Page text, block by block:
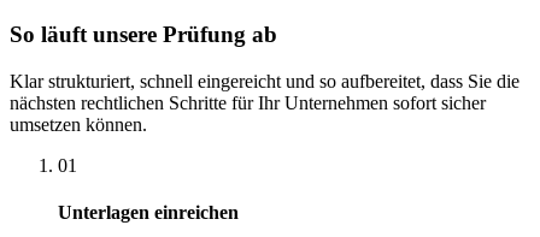
So läuft unsere Prüfung ab
Klar strukturiert, schnell eingereicht und so aufbereitet, dass Sie die
nächsten rechtlichen Schritte für Ihr Unternehmen sofort sicher
umsetzen können.
01
Unterlagen einreichen